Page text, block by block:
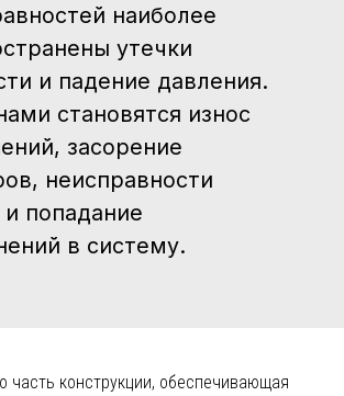
часть конструкции, обеспечивающая